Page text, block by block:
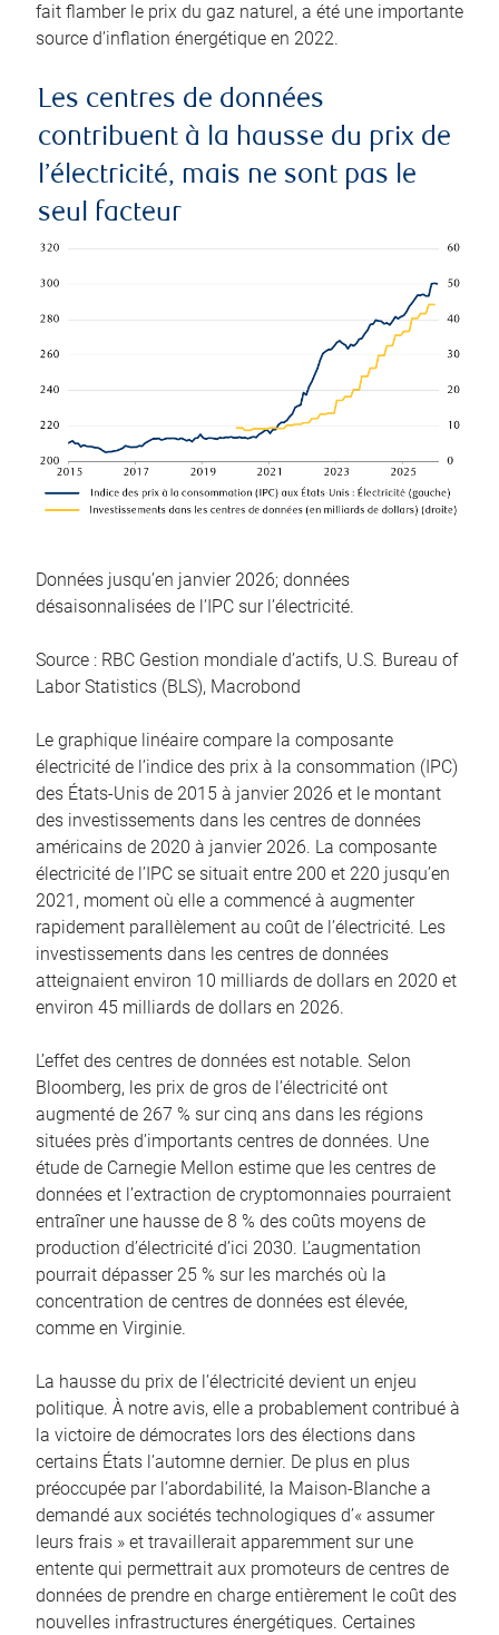
fait flamber le prix du gaz naturel, a été une importante
source d’inflation énergétique en 2022.
Les centres de données
contribuent à la hausse du prix de
l’électricité, mais ne sont pas le
seul facteur
Données jusqu’en janvier 2026; données
désaisonnalisées de l’IPC sur l’électricité.
Source : RBC Gestion mondiale d’actifs, U.S. Bureau of
Labor Statistics (BLS), Macrobond
Le graphique linéaire compare la composante
électricité de l’indice des prix à la consommation (IPC)
des États-Unis de 2015 à janvier 2026 et le montant
des investissements dans les centres de données
américains de 2020 à janvier 2026. La composante
électricité de l’IPC se situait entre 200 et 220 jusqu’en
2021, moment où elle a commencé à augmenter
rapidement parallèlement au coût de l’électricité. Les
investissements dans les centres de données
atteignaient environ 10 milliards de dollars en 2020 et
environ 45 milliards de dollars en 2026.
L’effet des centres de données est notable. Selon
Bloomberg, les prix de gros de l’électricité ont
augmenté de 267 % sur cinq ans dans les régions
situées près d’importants centres de données. Une
étude de Carnegie Mellon estime que les centres de
données et l’extraction de cryptomonnaies pourraient
entraîner une hausse de 8 % des coûts moyens de
production d’électricité d’ici 2030. L’augmentation
pourrait dépasser 25 % sur les marchés où la
concentration de centres de données est élevée,
comme en Virginie.
La hausse du prix de l’électricité devient un enjeu
politique. À notre avis, elle a probablement contribué à
la victoire de démocrates lors des élections dans
certains États l’automne dernier. De plus en plus
préoccupée par l’abordabilité, la Maison-Blanche a
demandé aux sociétés technologiques d’« assumer
leurs frais » et travaillerait apparemment sur une
entente qui permettrait aux promoteurs de centres de
données de prendre en charge entièrement le coût des
nouvelles infrastructures énergétiques. Certaines